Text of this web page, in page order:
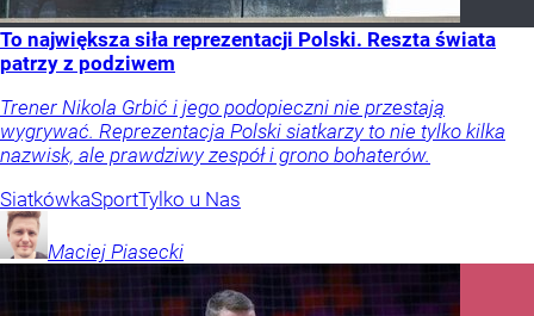
To największa siła reprezentacji Polski. Reszta świata
patrzy z podziwem
Trener Nikola Grbić i jego podopieczni nie przestają
wygrywać. Reprezentacja Polski siatkarzy to nie tylko kilka
nazwisk, ale prawdziwy zespół i grono bohaterów.
SiatkówkaSportTylko u Nas
Maciej Piasecki